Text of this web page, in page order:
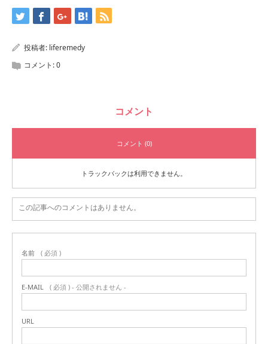
投稿者: liferemedy
コメント:0
コメント
コメント (0)
トラックバックは利用できません。
この記事へのコメントはありません。
名前 ( 必須 )
E-MAIL ( 必須 ) - 公開されません -
URL